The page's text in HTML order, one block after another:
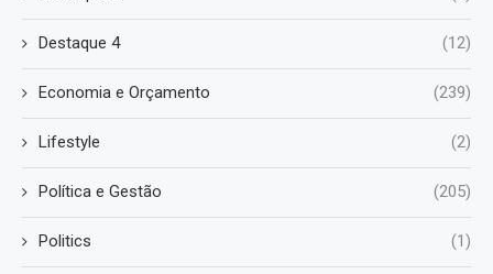
Destaque 4 (12)
Economia e Orçamento (239)
Lifestyle (2)
Política e Gestão (205)
Politics (1)